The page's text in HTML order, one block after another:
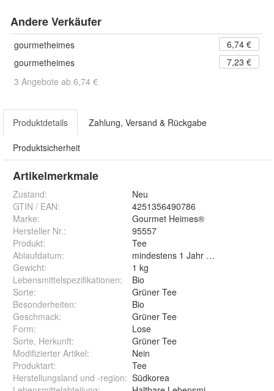
Andere Verkäufer
gourmetheimes
6,74 €
gourmetheimes
7,23 €
3 Angebote ab 6,74 €
Produktdetails Zahlung, Versand & Rückgabe
Produktsicherheit
Artikelmerkmale
Zustand:
Neu
GTIN / EAN:
4251356490786
Marke:
Gourmet Heimes®
Hersteller Nr.:
95557
Produkt:
Tee
Ablaufdatum:
mindestens 1 Jahr nach Lieferung
Gewicht:
1 kg
Lebensmittelspezifikationen:
Bio
Sorte:
Grüner Tee
Besonderheiten:
Bio
Geschmack:
Grüner Tee
Form:
Lose
Sorte, Herkunft:
Grüner Tee
Modifizierter Artikel:
Nein
Produktart:
Tee
Herstellungsland und -region: Südkorea